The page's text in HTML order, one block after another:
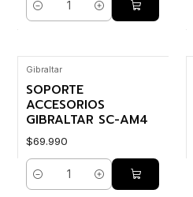
Cantidad
Gibraltar
SOPORTE
ACCESORIOS
GIBRALTAR SC-AM4
$69.990
Cantidad